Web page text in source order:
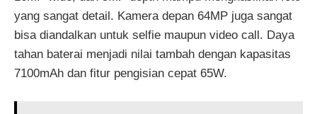
yang sangat detail. Kamera depan 64MP juga sangat
bisa diandalkan untuk selfie maupun video call. Daya
tahan baterai menjadi nilai tambah dengan kapasitas
7100mAh dan fitur pengisian cepat 65W.